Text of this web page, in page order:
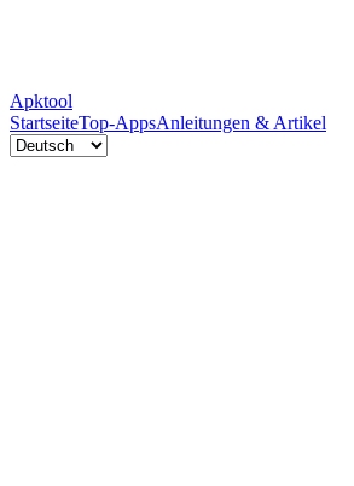
Apktool
StartseiteTop-AppsAnleitungen & Artikel